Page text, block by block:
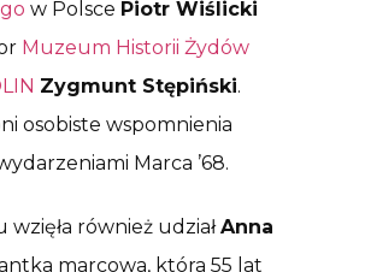
w Polsce Piotr Wiślicki
Muzeum Historii Żydów
Zygmunt Stępiński.
osobiste wspomnienia
Marca ’68.
wzięła również udziałAnna
marcowa, która 55 lat